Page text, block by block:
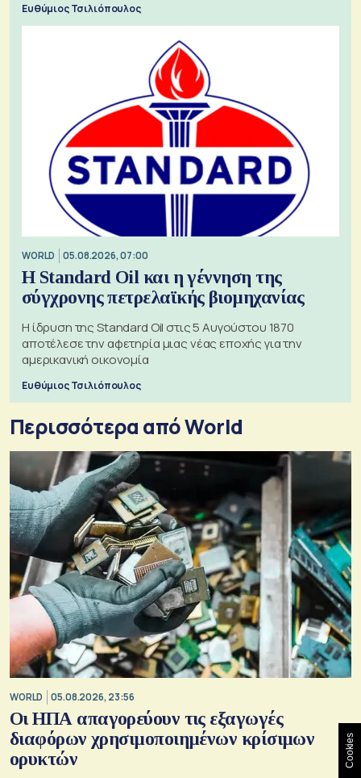
Ευθύμιος Τσιλιόπουλος
WORLD 05.08.2026, 07:00
Η Standard Oil και η γέννηση της
σύγχρονης πετρελαϊκής βιομηχανίας
Η ίδρυση της Standard Oil στις 5 Αυγούστου 1870
αποτέλεσε την αφετηρία μιας νέας εποχής για την
αμερικανική οικονομία
Ευθύμιος Τσιλιόπουλος
Περισσότερα από World
WORLD 05.08.2026, 23:56
Οι ΗΠΑ απαγορεύουν τις εξαγωγές
διαφόρων χρησιμοποιημένων κρίσιμων
ορυκτών
Cookies